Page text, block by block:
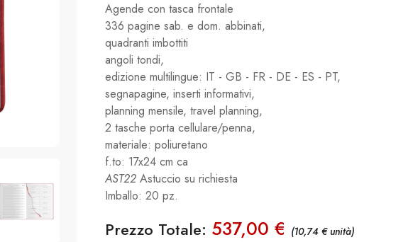
Agende con tasca frontale
336 pagine sab. e dom. abbinati,
quadranti imbottiti
angoli tondi,
edizione multilingue: IT - GB - FR - DE - ES - PT,
segnapagine, inserti informativi,
planning mensile, travel planning,
2 tasche porta cellulare/penna,
materiale: poliuretano
f.to: 17x24 cm ca
AST22 Astuccio su richiesta
Imballo: 20 pz.
Prezzo Totale: 537,00 € (10,74 € unità)